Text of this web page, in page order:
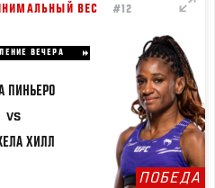
ВЕС #12
ВЕЧЕРА
ПИНЬЕРО
VS
ХИЛЛ
ПОБЕДА